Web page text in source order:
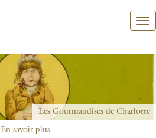
Les Gourmandises de Charlotte
En savoir plus